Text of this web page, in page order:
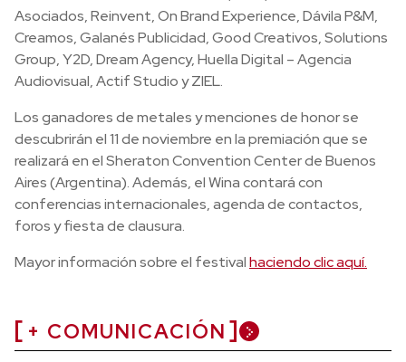
Asociados, Reinvent, On Brand Experience, Dávila P&M,
Creamos, Galanés Publicidad, Good Creativos, Solutions
Group, Y2D, Dream Agency, Huella Digital – Agencia
Audiovisual, Actif Studio y ZIEL.
Los ganadores de metales y menciones de honor se
descubrirán el 11 de noviembre en la premiación que se
realizará en el Sheraton Convention Center de Buenos
Aires (Argentina). Además, el Wina contará con
conferencias internacionales, agenda de contactos,
foros y fiesta de clausura.
Mayor información sobre el festivalhaciendo clic aquí.
+ COMUNICACIÓN